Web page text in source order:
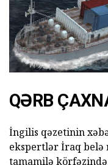
QƏRB
İngilis qəzetinin
ekspertlər İraq belə
tamamilə